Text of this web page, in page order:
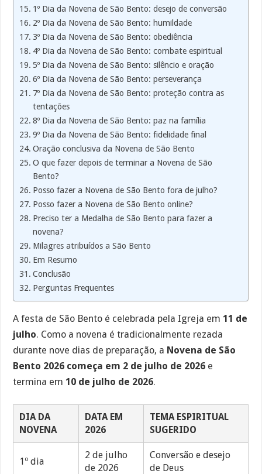
1º Dia da Novena de São Bento: desejo de conversão
2º Dia da Novena de São Bento: humildade
3º Dia da Novena de São Bento: obediência
4º Dia da Novena de São Bento: combate espiritual
5º Dia da Novena de São Bento: silêncio e oração
6º Dia da Novena de São Bento: perseverança
7º Dia da Novena de São Bento: proteção contra as
tentações
8º Dia da Novena de São Bento: paz na família
9º Dia da Novena de São Bento: fidelidade final
Oração conclusiva da Novena de São Bento
O que fazer depois de terminar a Novena de São
Bento?
Posso fazer a Novena de São Bento fora de julho?
Posso fazer a Novena de São Bento online?
Preciso ter a Medalha de São Bento para fazer a
novena?
Milagres atribuídos a São Bento
Em Resumo
Conclusão
Perguntas Frequentes
A festa de São Bento é celebrada pela Igreja em11 de
julho. Como a novena é tradicionalmente rezada
durante nove dias de preparação, a Novena de São
Bento 2026 começa em 2 de julho de 2026 e
termina em10 de julho de 2026.
DIA DA
NOVENA
DATA EM
2026
TEMA ESPIRITUAL
SUGERIDO
1º dia
2 de julho
de 2026
Conversão e desejo
de Deus